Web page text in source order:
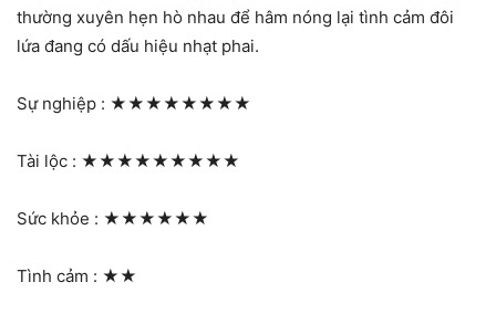
thường xuyên hẹn hò nhau để hâm nóng lại tình cảm đôi
lứa đang có dấu hiệu nhạt phai.
Sự nghiệp : ★★★★★★★★
Tài lộc : ★★★★★★★★★
Sức khỏe : ★★★★★★
Tình cảm : ★★